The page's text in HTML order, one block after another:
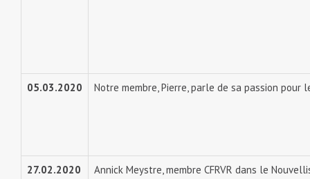
05.03.2020 Notre membre, Pierre, parle de sa passion pour
27.02.2020
Annick Meystre, membre CFRVR dans le